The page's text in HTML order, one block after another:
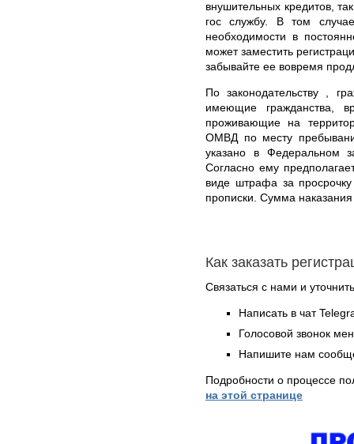
внушительных кредитов,
гос службу. В том
необходимости в
может заместить
забывайте ее вовремя
По законодательству ,
имеющие гражданства,
проживающие на
ОМВД по месту
указано в Федеральном
Согласно ему
виде штрафа за
прописки. Сумма
Как заказать
Связаться с нами и
Написать в чат
Голосовой звонок
Напишите нам
Подробности о процессе
на этой странице